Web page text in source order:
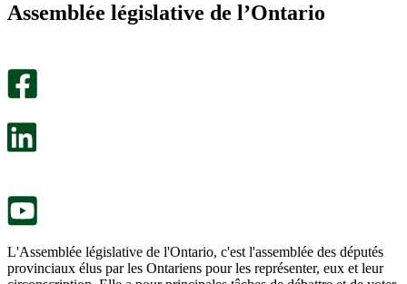
été
m’a
Assemblée législative de l’Ontario
L'Assemblée législative de l'Ontario, c'est l'assemblée des députés
provinciaux élus par les Ontariens pour les représenter, eux et leur